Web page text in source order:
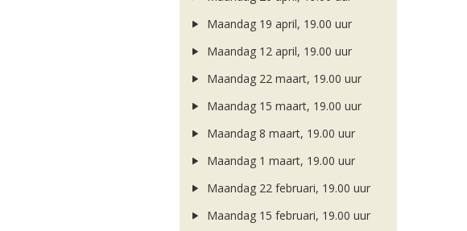
Maandag 19 april, 19.00 uur
Maandag 12 april, 19.00 uur
Maandag 22 maart, 19.00 uur
Maandag 15 maart, 19.00 uur
Maandag 8 maart, 19.00 uur
Maandag 1 maart, 19.00 uur
Maandag 22 februari, 19.00 uur
Maandag 15 februari, 19.00 uur